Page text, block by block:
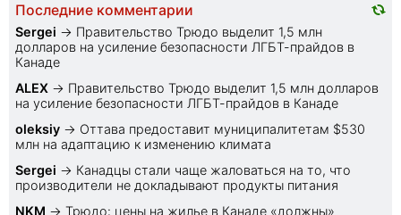
Последние комментарии
Sеrgei → Правительство Трюдо выделит 1,5 млн
долларов на усиление безопасности ЛГБТ-прайдов в
Канаде
ALEX → Правительство Трюдо выделит 1,5 млн долларов
на усиление безопасности ЛГБТ-прайдов в Канаде
oleksiy → Оттава предоставит муниципалитетам $530
млн на адаптацию к изменению климата
Sеrgei → Канадцы стали чаще жаловаться на то, что
производители не докладывают продукты питания
NKM → Трюдо: цены на жилье в Канаде «должны»